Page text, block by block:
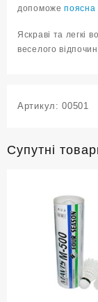
допоможепоясна
Яскраві та легкі
веселого
Артикул:00501
Супутні